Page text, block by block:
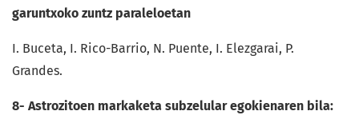
garuntxoko zuntz paraleloetan
I. Buceta, I. Rico-Barrio, N. Puente, I. Elezgarai, P.
Grandes.
8- Astrozitoen markaketa subzelular egokienaren bila: